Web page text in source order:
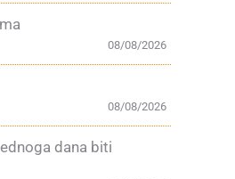
08/08/2026
08/08/2026
dana biti